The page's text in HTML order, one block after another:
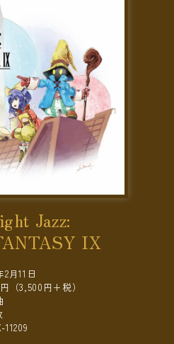
Jazz:
IX
2月11日
（3,500円+税）
11209